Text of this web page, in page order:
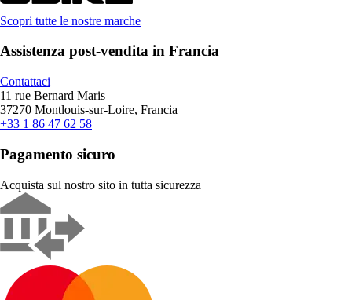
Scopri tutte le nostre marche
Assistenza post-vendita in Francia
Contattaci
11 rue Bernard Maris
37270 Montlouis-sur-Loire, Francia
+33 1 86 47 62 58
Pagamento sicuro
Acquista sul nostro sito in tutta sicurezza